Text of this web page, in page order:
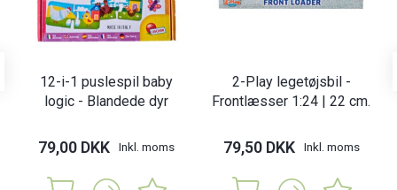
12-i-1 puslespil baby
logic - Blandede dyr
79,00 DKK Inkl. moms
2-Play legetøjsbil -
Frontlæsser 1:24 | 22 cm.
79,50 DKK Inkl. moms